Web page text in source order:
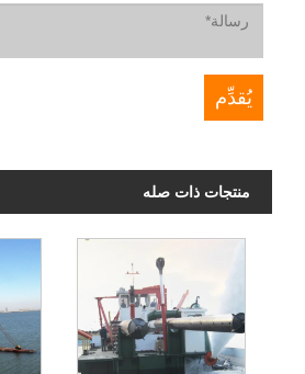
منتجات ذات صله